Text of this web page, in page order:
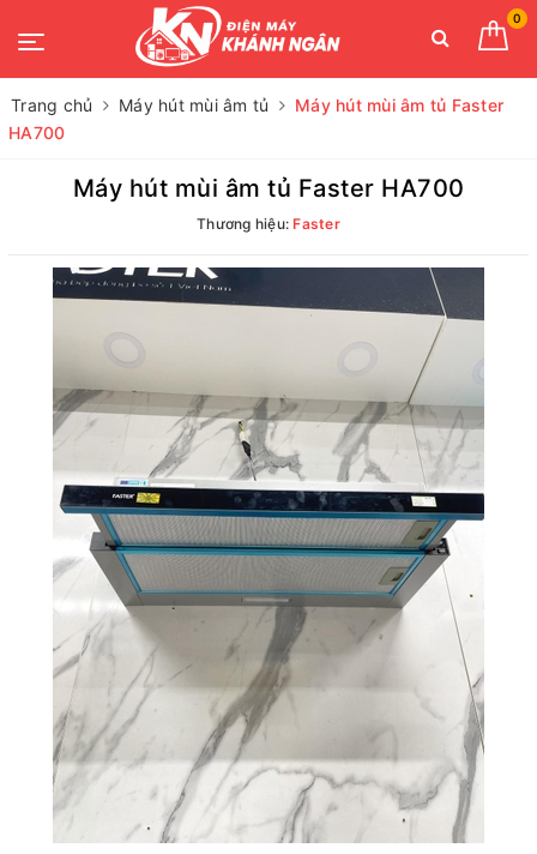
0
Trang chủ Máy hút mùi âm tủ
Máy hút mùi âm tủ Faster
HA700
Máy hút mùi âm tủ Faster HA700
Thương hiệu:Faster